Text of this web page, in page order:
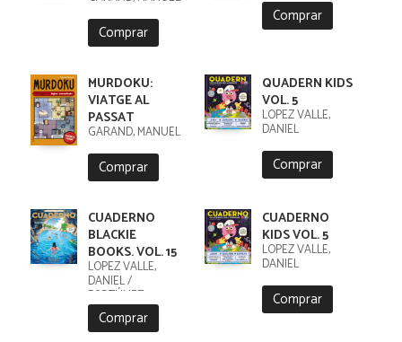
Comprar
Comprar
MURDOKU:
VIATGE AL
PASSAT
GARAND, MANUEL
Comprar
QUADERN KIDS
VOL. 5
LÓPEZ VALLE,
DANIEL
Comprar
CUADERNO
BLACKIE
BOOKS. VOL. 15
LÓPEZ VALLE,
DANIEL /
FORTÚNEZ,
CRISTOBAL
Comprar
CUADERNO
KIDS VOL. 5
LÓPEZ VALLE,
DANIEL
Comprar